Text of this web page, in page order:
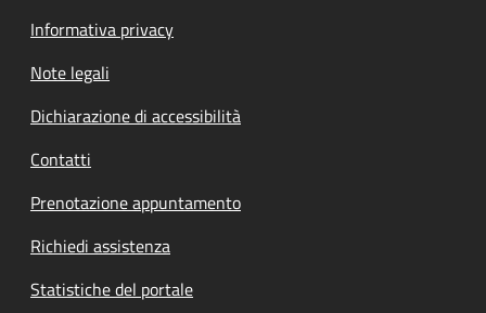
Informativa privacy
Note legali
Dichiarazione di accessibilità
Contatti
Prenotazione appuntamento
Richiedi assistenza
Statistiche del portale